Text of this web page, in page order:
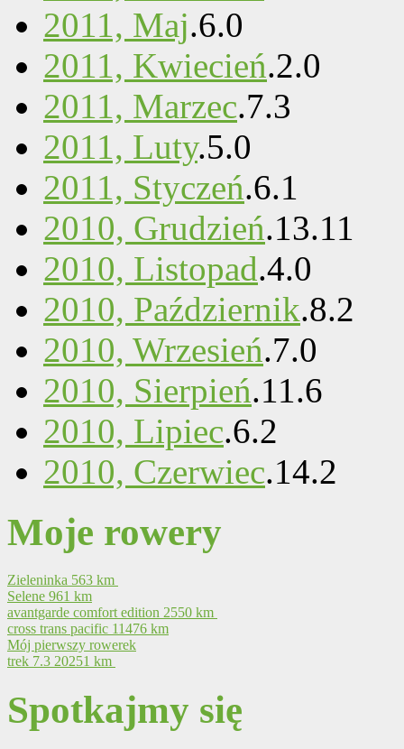
2011, Maj.6.0
2011, Kwiecień.2.0
2011, Marzec.7.3
2011, Luty.5.0
2011, Styczeń.6.1
2010, Grudzień.13.11
2010, Listopad.4.0
2010, Październik.8.2
2010, Wrzesień.7.0
2010, Sierpień.11.6
2010, Lipiec.6.2
2010, Czerwiec.14.2
Moje rowery
Zieleninka 563 km
Selene 961 km
avantgarde comfort edition 2550 km
cross trans pacific 11476 km
Mój pierwszy rowerek
trek 7.3 20251 km
Spotkajmy się